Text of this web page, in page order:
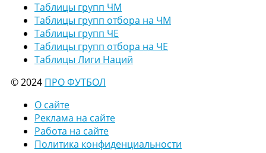
Таблицы групп ЧМ
Таблицы групп отбора на ЧМ
Таблицы групп ЧЕ
Таблицы групп отбора на ЧЕ
Таблицы Лиги Наций
© 2024 ПРО ФУТБОЛ
О сайте
Реклама на сайте
Работа на сайте
Политика конфиденциальности